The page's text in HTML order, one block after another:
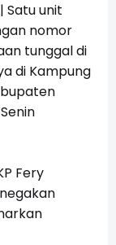
Satu unit
nomor
tunggal di
di Kampung
Fery